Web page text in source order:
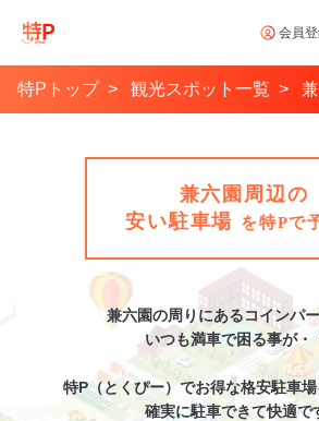
会員
特Pトップ 観光スポット一覧
兼六園周辺の
安い駐車場 を特Pで
兼六園の周りにあるコインパ
いつも満車で困る事が・
特P（とくぴー）でお得な格安駐車場
確実に駐車できて快適で